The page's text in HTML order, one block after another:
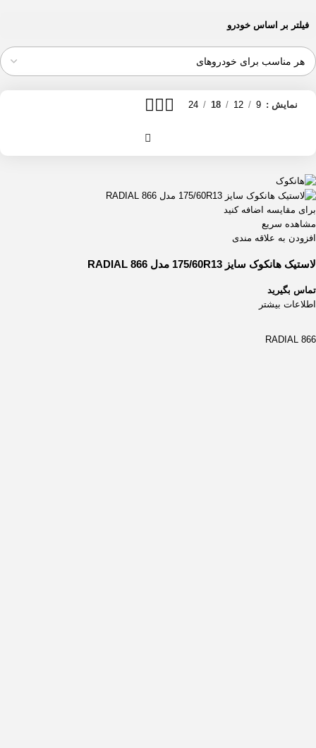
فیلتر بر اساس خودرو
نمایش 9
12
18
24
برای مقایسه اضافه کنید
مشاهده سریع
افزودن به علاقه مندی
لاستیک هانکوک سایز 175/60R13 مدل RADIAL 866
تماس بگیرید
اطلاعات بیشتر
RADIAL 866